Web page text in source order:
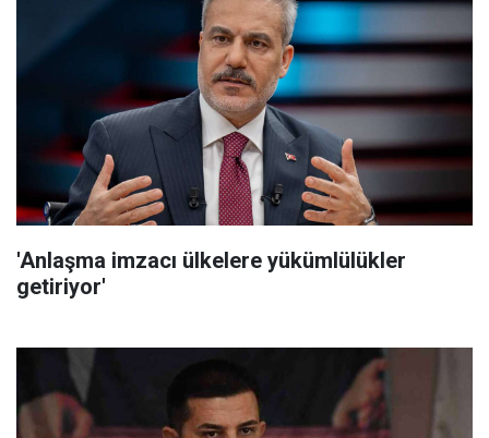
'Anlaşma imzacı ülkelere yükümlülükler
getiriyor'